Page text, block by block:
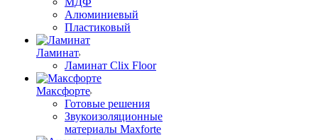
Алюминиевый
Пластиковый
Ламинат
Ламинат Clix Floor
Максфорте
Готовые решения
Звукоизоляционные
материалы Maxforte